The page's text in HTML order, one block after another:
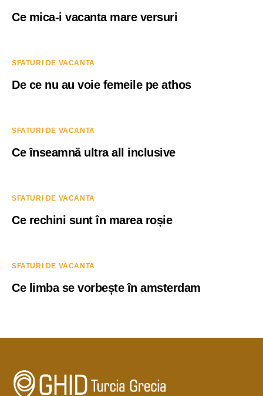
Ce mica-i vacanta mare versuri
SFATURI DE VACANTA
De ce nu au voie femeile pe athos
SFATURI DE VACANTA
Ce înseamnă ultra all inclusive
SFATURI DE VACANTA
Ce rechini sunt în marea roșie
SFATURI DE VACANTA
Ce limba se vorbește în amsterdam